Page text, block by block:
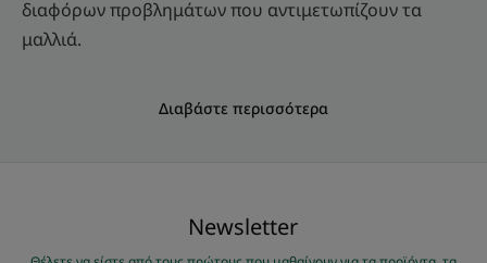
διαφόρων προβλημάτων που αντιμετωπίζουν τα
μαλλιά.
Διαβάστε περισσότερα
Νewsletter